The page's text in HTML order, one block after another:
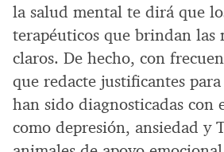
la salud mental te dirá que
terapéuticos que brindan las
claros. De hecho, con
que redacte justificantes
han sido diagnosticadas con
como depresión, ansiedad y